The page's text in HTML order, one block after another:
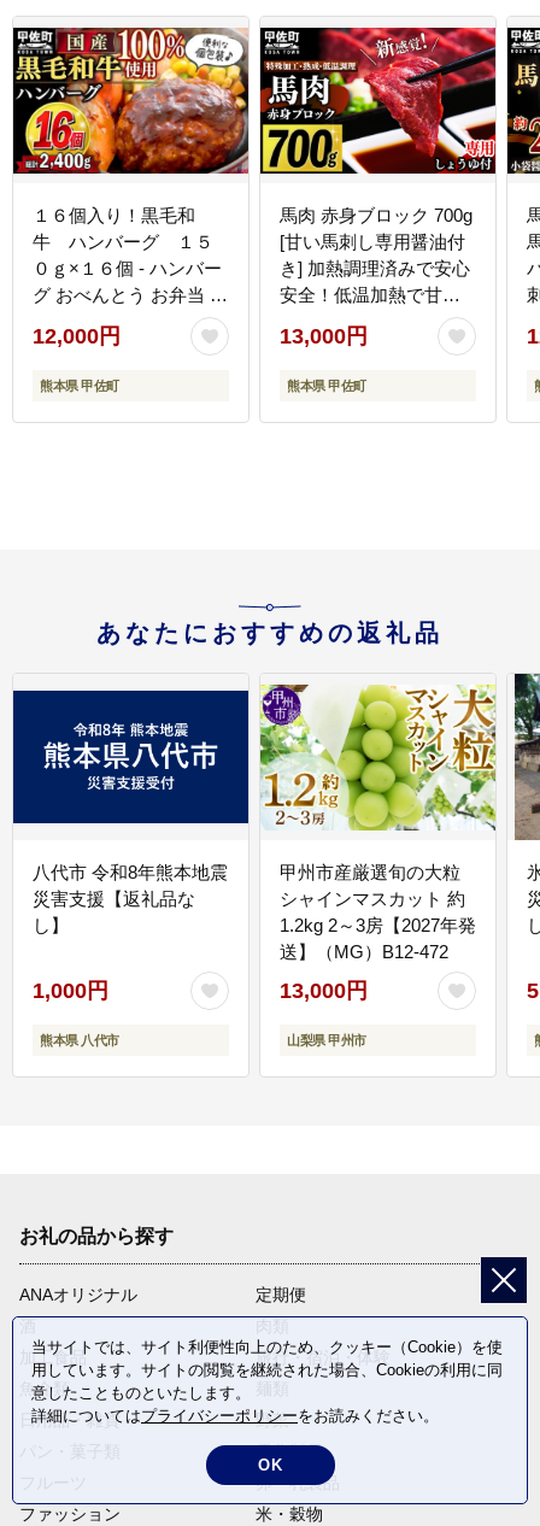
１６個入り！黒毛和
牛 ハンバーグ １５
０ｇ×１６個 - ハンバー
グ おべんとう お弁当 お
かず 個包装 小分け 人気
牛肉100％ 黒毛和牛 冷
凍 国産 おすすめ ランキ
くだけ 熊本県産 熊本産
12,000円
熊本県 甲佐町
馬肉 赤身ブロック 700g
[甘い馬刺し専用醤油付
き] 加熱調理済みで安心
安全！低温加熱で甘み
と旨味がUP！- 肉 馬肉
ブロック 赤身 加熱加工
おかず おつまみ 低カロ
き 小分け 冷凍 熊本県
13,000円
熊本県 甲佐町
あなたにおすすめの返礼品
八代市 令和8年熊本地震
災害支援【返礼品な
し】
1,000円
熊本県 八代市
甲州市産厳選旬の大粒
シャインマスカット 約
1.2kg 2～3房【2027年発
送】（MG）B12-472
13,000円
山梨県 甲州市
お礼の品から探す
ANAオリジナル
定期便
加工食品
旅行・宿泊・体験
魚介類
日用品・雑貨
野菜
電化製品
卵・乳製品
ファッション
米・穀物
当サイトでは、サイト利便性向上のため、クッキー（Cookie）を使
用しています。サイトの閲覧を継続された場合、Cookieの利用に同
意したことものといたします。
詳細についてはプライバシーポリシーをお読みください。
OK